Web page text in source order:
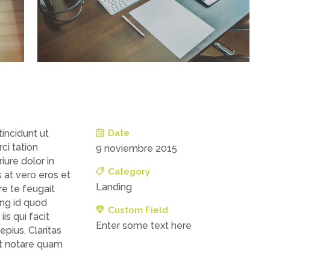
ut
tation
dolor in
at vero eros et
te feugait
id quod
qui facit
Claritas
notare quam
Date
9 noviembre 2015
Category
Landing
Custom Field
Enter some text here